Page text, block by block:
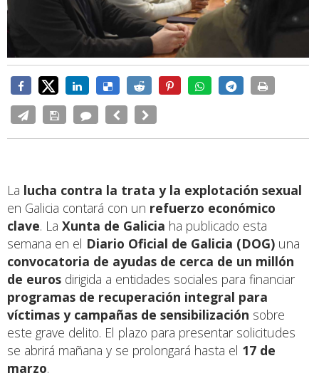
La lucha contra la trata y la explotación sexual
en Galicia contará con un refuerzo económico
clave. La Xunta de Galicia ha publicado esta
semana en el Diario Oficial de Galicia (DOG) una
convocatoria de ayudas de cerca de un millón
de euros dirigida a entidades sociales para financiar
programas de recuperación integral para
víctimas y campañas de sensibilización sobre
este grave delito. El plazo para presentar solicitudes
se abrirá mañana y se prolongará hasta el 17 de
marzo.